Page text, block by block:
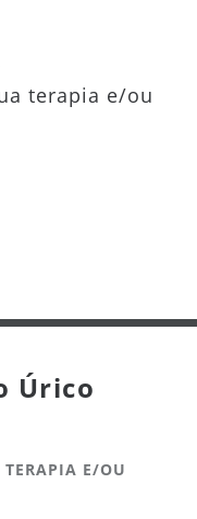
terapia e/ou
Úrico
TERAPIA E/OU